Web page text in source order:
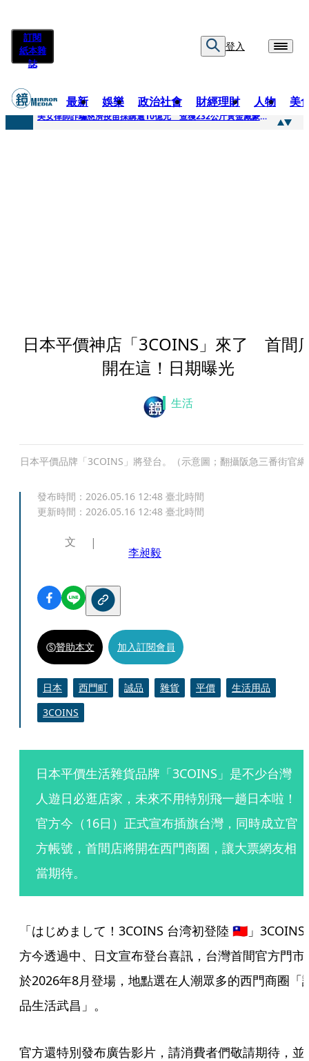
訂閱
紙本雜
誌
登入
最新 娛樂 政治社會 財經理財 人物 美
快訊
美女律師詐騙慈濟疫苗採購逾10億元 查獲232公斤黃金藏豪宅地板下
日本平價神店「3COINS」來了 首間
開在這！日期曝光
生活
日本平價品牌「3COINS」將登台。（示意圖；翻攝阪急三番街官
發布時間： 2026.05.16 12:48 臺北時間
更新時間： 2026.05.16 12:48 臺北時間
文
李昶毅
贊助本文 加入訂閱會員
日本 西門町 誠品 雜貨 平價
生活用品
3COINS
日本平價生活雜貨品牌「3COINS」是不少台灣
人遊日必逛店家，未來不用特別飛一趟日本啦！
官方今（16日）正式宣布插旗台灣，同時成立官
方帳號，首間店將開在西門商圈，讓大票網友相
當期待。
「はじめまして！3COINS 台湾初登陸 🇹🇼」3COINS
方今透過中、日文宣布登台喜訊，台灣首間官方門市
於2026年8月登場，地點選在人潮眾多的西門商圈「
品生活武昌」。
官方還特別發布廣告影片，請消費者們敬請期待，並